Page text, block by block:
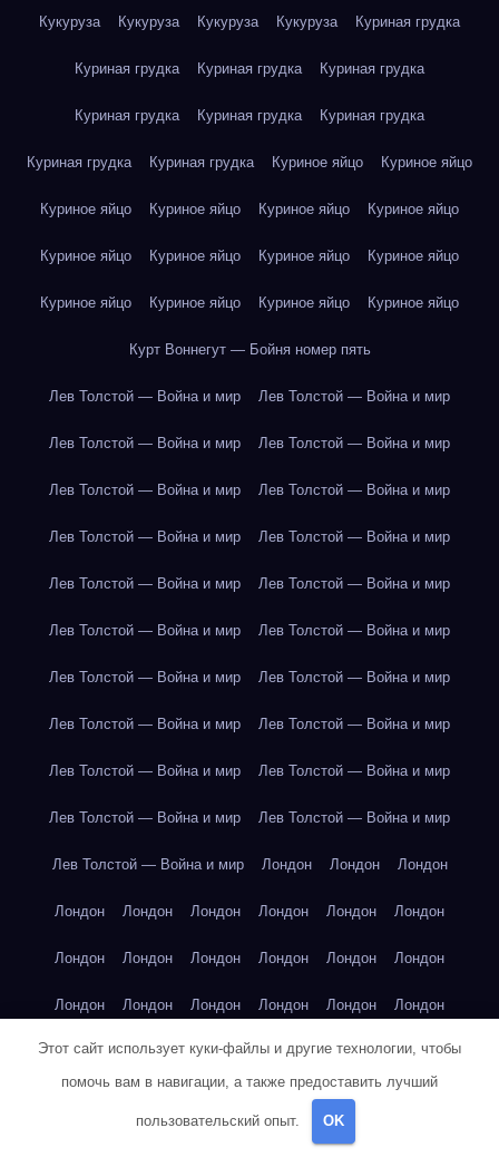
Кукуруза Кукуруза Кукуруза Кукуруза Куриная грудка
Куриная грудка Куриная грудка Куриная грудка
Куриная грудка Куриная грудка Куриная грудка
Куриная грудка Куриная грудка Куриное яйцо Куриное яйцо
Куриное яйцо Куриное яйцо Куриное яйцо Куриное яйцо
Куриное яйцо Куриное яйцо Куриное яйцо Куриное яйцо
Куриное яйцо Куриное яйцо Куриное яйцо Куриное яйцо
Курт Воннегут — Бойня номер пять
Лев Толстой — Война и мир Лев Толстой — Война и мир
Лев Толстой — Война и мир Лев Толстой — Война и мир
Лев Толстой — Война и мир Лев Толстой — Война и мир
Лев Толстой — Война и мир Лев Толстой — Война и мир
Лев Толстой — Война и мир Лев Толстой — Война и мир
Лев Толстой — Война и мир Лев Толстой — Война и мир
Лев Толстой — Война и мир Лев Толстой — Война и мир
Лев Толстой — Война и мир Лев Толстой — Война и мир
Лев Толстой — Война и мир Лев Толстой — Война и мир
Лев Толстой — Война и мир Лев Толстой — Война и мир
Лев Толстой — Война и мир Лондон Лондон Лондон
Лондон Лондон Лондон Лондон Лондон Лондон
Лондон Лондон Лондон Лондон Лондон Лондон
Лондон Лондон Лондон Лондон Лондон Лондон
Лондон Лондон Лондон Лондон Лос-Анджелес
Лос-Анджелес
Лос-Анджелес
Этот сайт использует куки-файлы и другие технологии, чтобы
помочь вам в навигации, а также предоставить лучший
пользовательский опыт. OK